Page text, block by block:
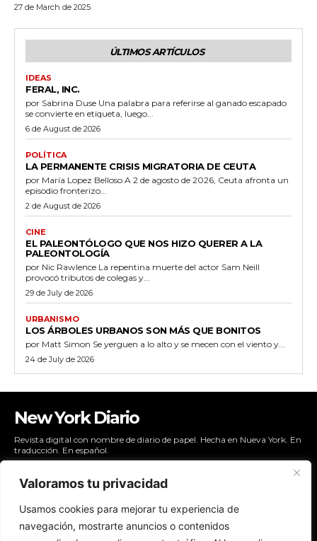
Valoramos tu privacidad
Usamos cookies para mejorar tu experiencia de
navegación, mostrarte anuncios o contenidos
27 de March de 2025
ÚLTIMOS ARTÍCULOS
IDEAS
FERAL, INC.
por Sabrina Duse Una palabra para referirse al ganado escapado
se convierte en etiqueta, luego...
6 de August de 2026
POLÍTICA
LA PERMANENTE CRISIS MIGRATORIA DE CEUTA
por María Lopez Belloso A 2 de agosto de 2026, Ceuta afronta un
episodio fronterizo...
2 de August de 2026
CINE
EL PALEONTÓLOGO QUE NOS HIZO QUERER A LA
PALEONTOLOGÍA
por Nic Rawlence La repentina muerte del actor Sam Neill
provocó tributos de colegas y...
29 de July de 2026
URBANISMO
LOS ÁRBOLES URBANOS SON MÁS QUE BONITOS
por Matt Simon Se yerguen a lo alto y se mecen con el viento y...
24 de July de 2026
New York Diario
Revista digital con nombre de diario de papel. Hecha en Nueva York. En
traducción. En español.
NYDIARIO
NEWSLETTER